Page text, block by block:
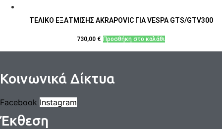
ΤΕΛΙΚΟ ΕΞΑΤΜΙΣΗΣ AKRAPOVIC ΓΙΑ VESPA GTS/GTV300
730,00 € Προσθήκη στο καλάθι
Κοινωνικά Δίκτυα
Facebook Instagram
Έκθεση